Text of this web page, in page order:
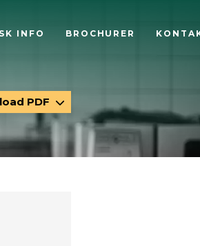
INFO BROCHURER
PDF